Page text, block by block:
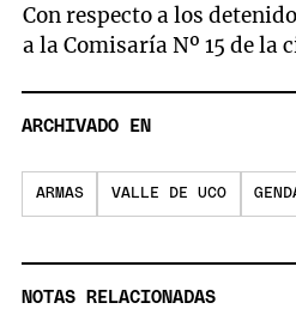
Con respecto a los
a la Comisaría Nº 15 de la
ARCHIVADO EN
ARMAS VALLE DE UCO
NOTAS RELACIONADAS